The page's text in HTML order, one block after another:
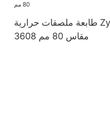
طابعة ملصقات حرارية Zy-
3608 مقاس 80 مم